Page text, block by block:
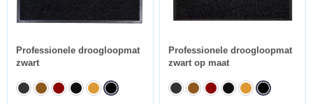
Professionele droogloopmat
zwart
Professionele droogloopmat
zwart op maat